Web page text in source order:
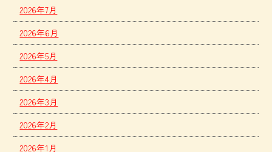
2026年7月
2026年6月
2026年5月
2026年4月
2026年3月
2026年2月
2026年1月